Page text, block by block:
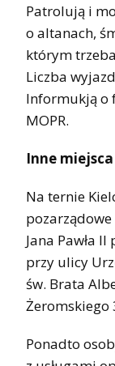
Patrolują i
o altanach,
którym
Liczba
Informukją o
MOPR.
Inne miejsca
Na ternie
Jana Pawła
przy ulicy
św. Brata
Żeromskiego
Ponadto